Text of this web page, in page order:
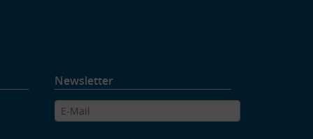
Newsletter